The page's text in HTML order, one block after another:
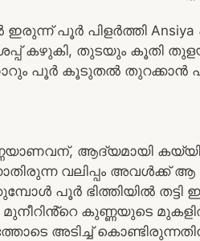
പൂർ പിളർത്തി
കഴുകി, തുടയും കൂതി
പൂർ കൂടുതൽ തുറക്കാൻ
ആദ്യമായി കയ്യിൽ
വലിപ്പം അവൾക്ക്
പൂർ ഭിത്തിയിൽ
കുണ്ണയുടെ
അടിച്ച്